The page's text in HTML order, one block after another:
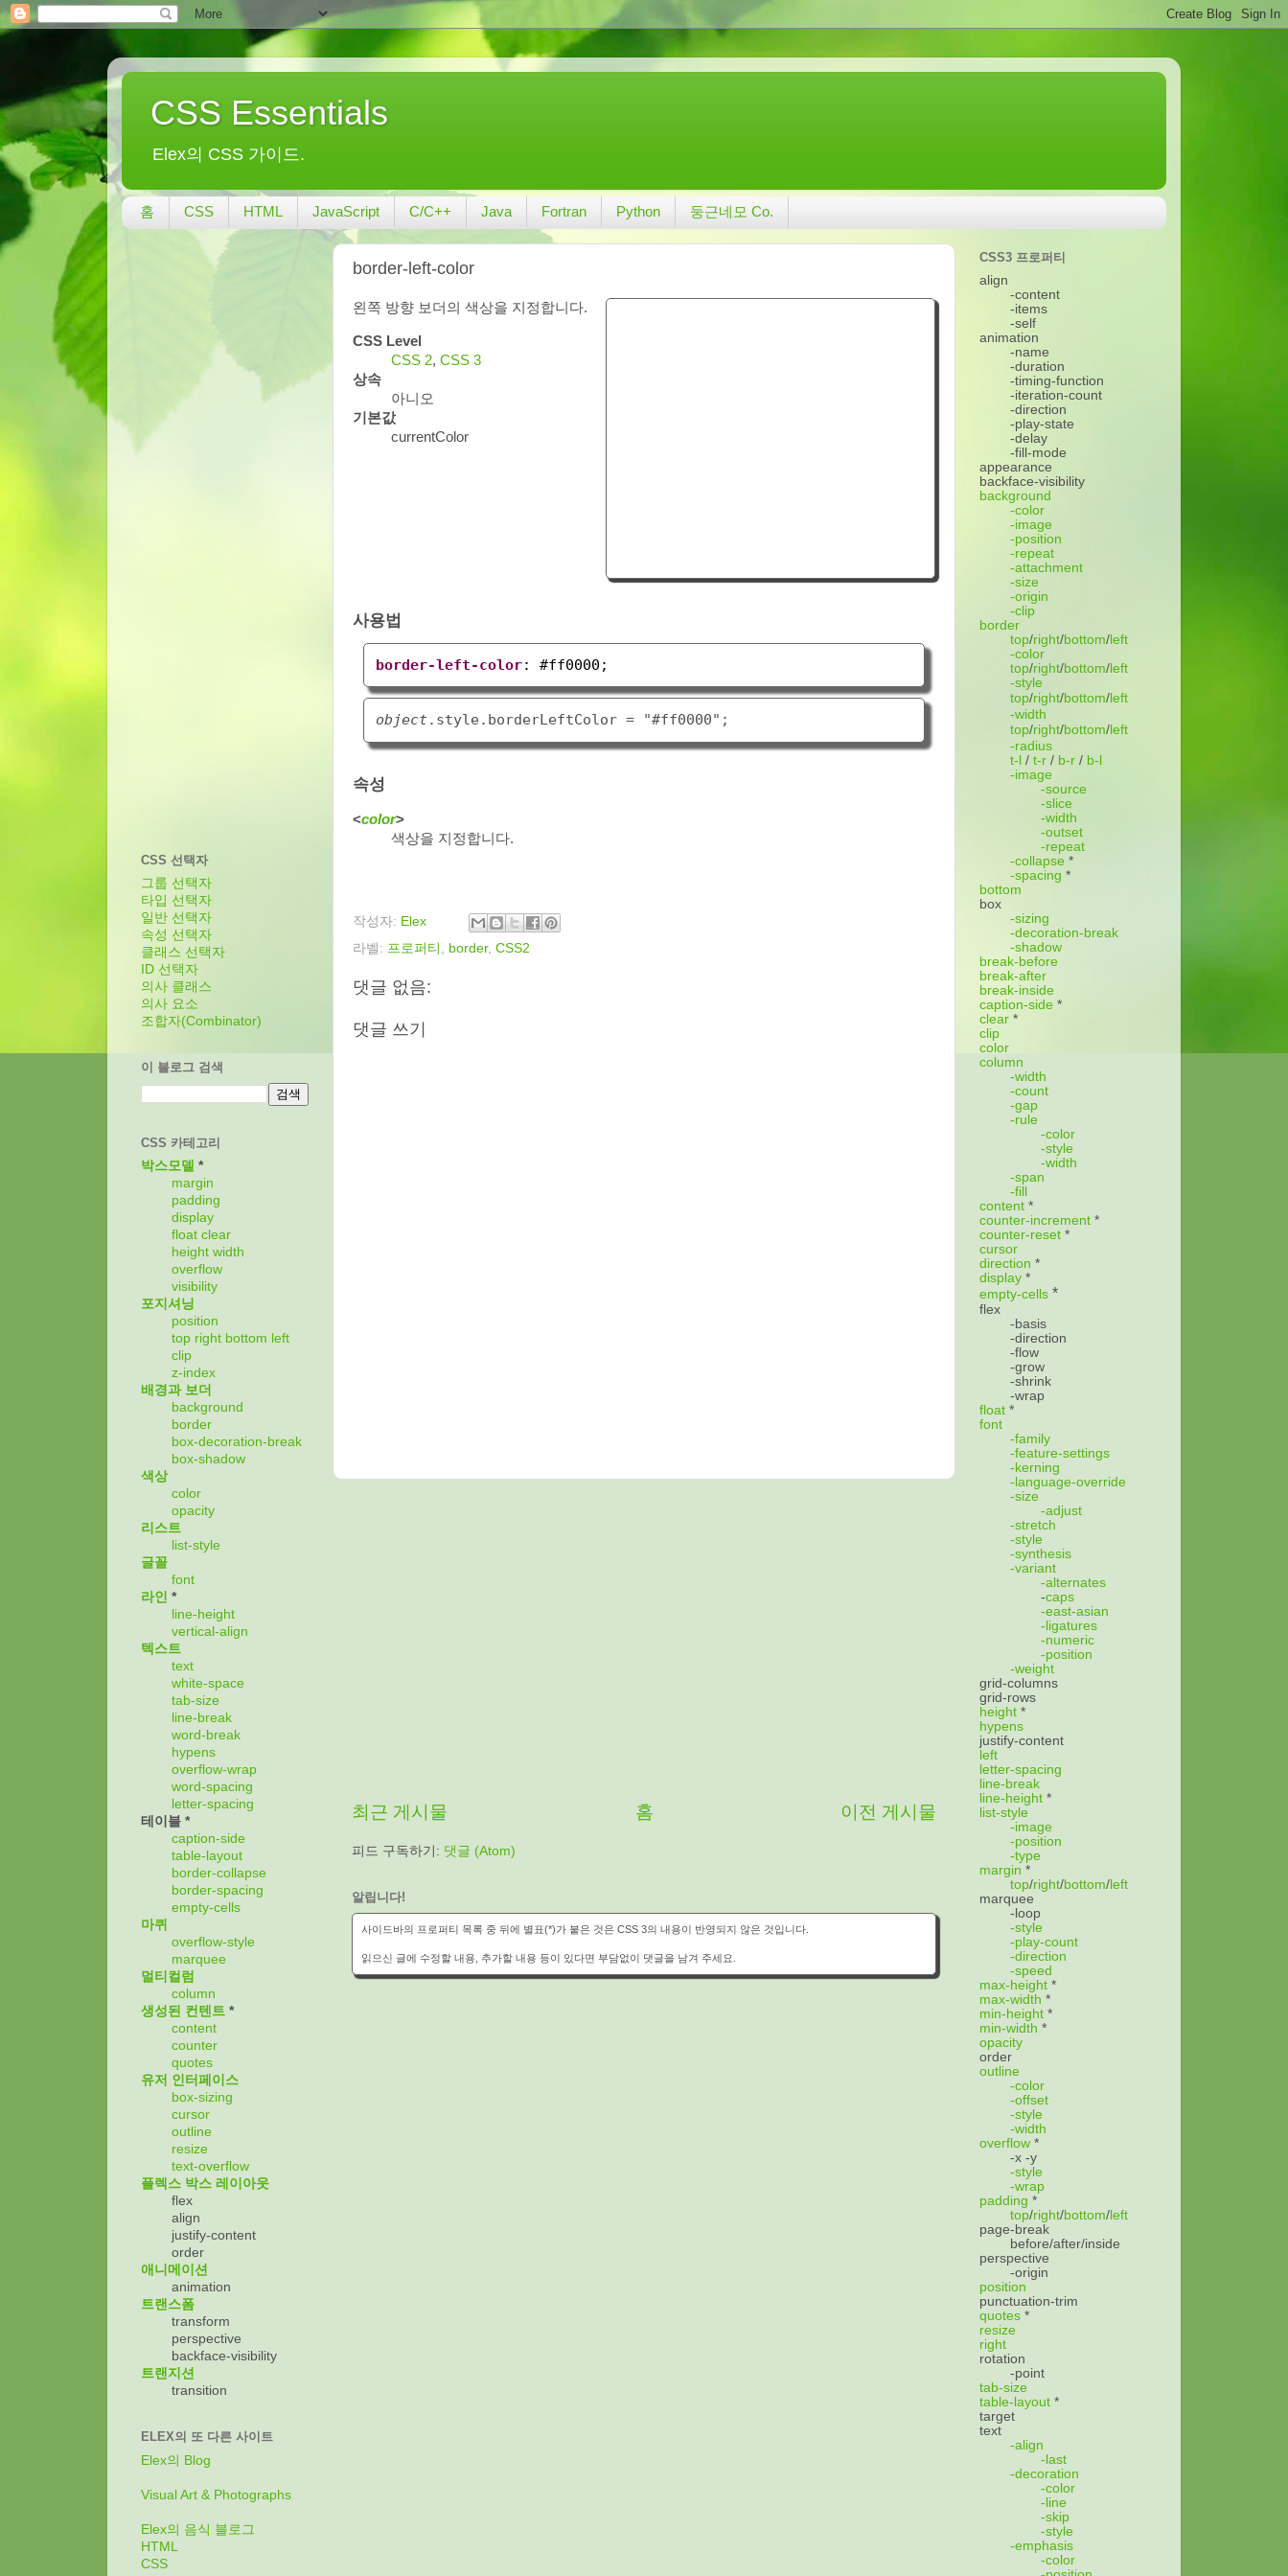
CSS Essentials
Elex의 CSS 가이드.
홈 CSS HTML JavaScript C/C++ Java Fortran Python 둥근네모 Co.
border-left-color
왼쪽 방향 보더의 색상을 지정합니다.
CSS Level
CSS 2, CSS 3
상속
아니오
기본값
currentColor
사용법
border-left-color: #ff0000;
object
속성
<color>
색상을 지정합니다.
작성자: Elex
라벨: 프로퍼티 , border, CSS2
댓글 없음:
댓글 쓰기
최근 게시물 이전 게시물
홈
피드 구독하기: 댓글 (Atom)
알립니다!
사이드바의 프로퍼티 목록 중 뒤에 별표(*)가 붙은 것은 CSS 3의 내용이 반영되지 않은 것입니다.
읽으신 글에 수정할 내용, 추가할 내용 등이 있다면 부담없이 댓글을 남겨 주세요.
CSS 선택자
그룹 선택자
타입 선택자
일반 선택자
속성 선택자
클래스 선택자
ID 선택자
의사 클래스
의사 요소
조합자(Combinator)
이 블로그 검색
CSS 카테고리
박스모델 *
margin
padding
display
float clear
height width
overflow
visibility
포지셔닝
position
top right bottom left
clip
z-index
배경과 보더
background
border
box-decoration-break
box-shadow
색상
color
opacity
리스트
list-style
글꼴
font
라인 *
line-height
vertical-align
텍스트
text
white-space
tab-size
line-break
word-break
hypens
overflow-wrap
word-spacing
letter-spacing
테이블 *
caption-side
table-layout
border-collapse
border-spacing
empty-cells
마퀴
overflow-style
marquee
멀티컬럼
column
생성된 컨텐트 *
content
counter
quotes
유저 인터페이스
box-sizing
cursor
outline
resize
text-overflow
플렉스 박스 레이아웃
flex
align
justify-content
order
애니메이션
animation
트랜스폼
transform
perspective
backface-visibility
트랜지션
transition
ELEX의 또 다른 사이트
Elex의 Blog
Visual Art & Photographs
Elex의 음식 블로그
HTML
CSS
CSS3 프로퍼티
align
-content
-items
-self
animation
-name
-duration
-timing-function
-iteration-count
-direction
-play-state
-delay
-fill-mode
appearance
backface-visibility
background
-color
-image
-position
-repeat
-attachment
-size
-origin
-clip
border
top/right/bottom/ left
-color
top/right/bottom/ left
-style
top/right/bottom/ left
-width
top/right/bottom/ left
-radius
t-l / t-r / b-r / b-l
-image
-source
-slice
-width
-outset
-repeat
-collapse *
-spacing *
bottom
box
-sizing
-decoration-break
-shadow
break-before
break-after
break-inside
caption-side *
clear *
clip
color
column
-width
-count
-gap
-rule
-color
-style
-width
-span
-fill
content *
counter-increment *
counter-reset *
cursor
direction *
display *
empty-cells *
flex
-basis
-direction
-flow
-grow
-shrink
-wrap
float *
font
-family
-feature-settings
-kerning
-language-override
-size
-adjust
-stretch
-style
-synthesis
-variant
-alternates
-caps
-east-asian
-ligatures
-numeric
-position
-weight
grid-columns
grid-rows
height *
hypens
justify-content
left
letter-spacing
line-break
line-height *
list-style
-image
-position
-type
margin *
top/right/bottom/ left
marquee
-loop
-style
-play-count
-direction
-speed
max-height *
max-width *
min-height *
min-width *
opacity
order
outline
-color
-offset
-style
-width
overflow *
-x -y
-style
-wrap
padding *
top/right/bottom/ left
page-break
before/after/inside
perspective
-origin
position
punctuation-trim
quotes *
resize
right
rotation
-point
tab-size
table-layout *
target
text
-align
-last
-decoration
-color
-line
-skip
-style
-emphasis
-color